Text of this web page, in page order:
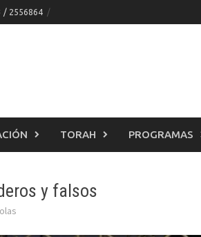
/ 2556864
TORAH PROGRAMAS
y falsos